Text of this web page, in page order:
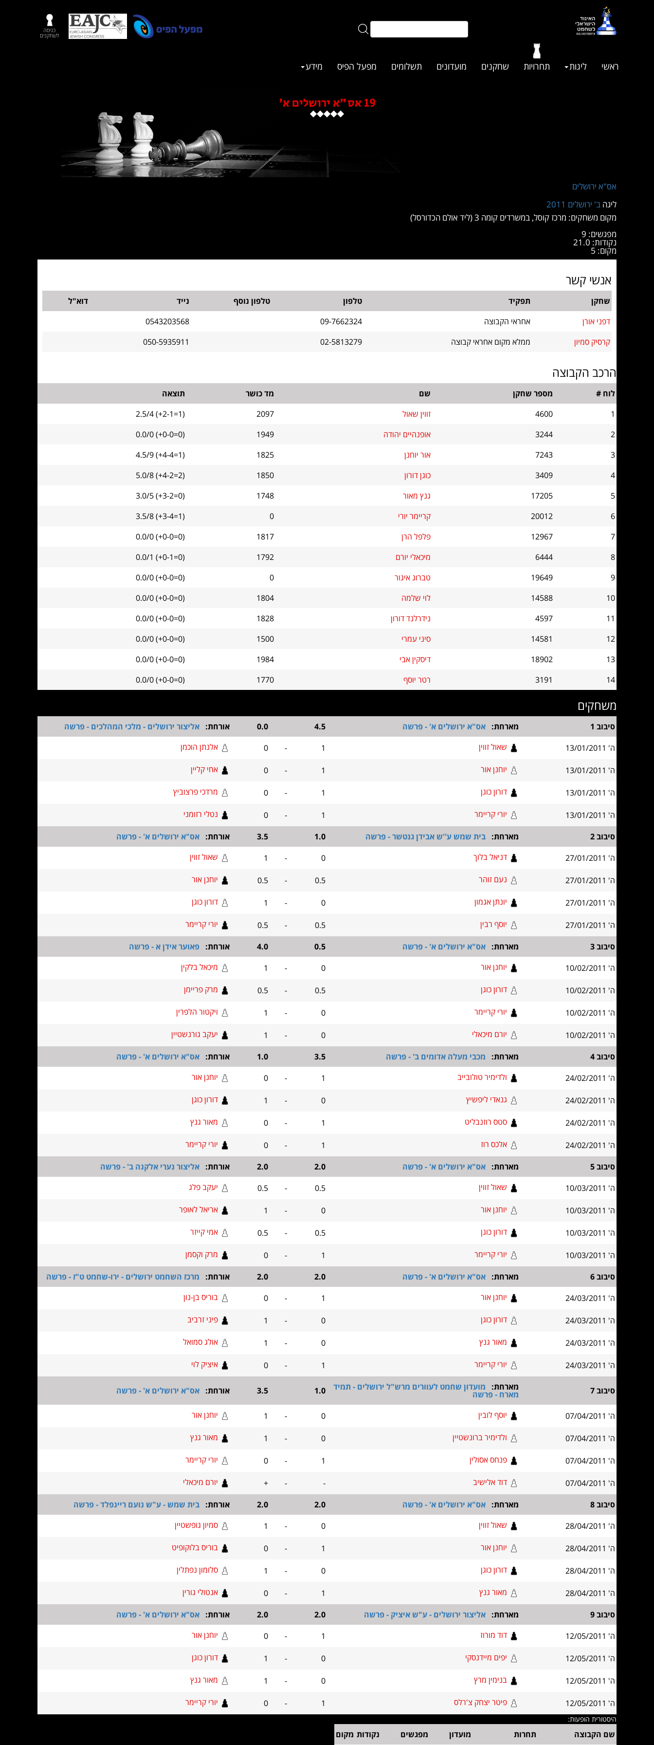
כניסה
לשחקנים
ראשי ליגות תחרויות שחקנים מועדונים תשלומים מפעל הפיס מידע
19 אס"א ירושלים א'
אס"א ירושלים
ליגה ב' ירושלים 2011
מקום משחקים: מרכז קוסל, במשרדים קומה 3 (ליד אולם הכדורסל)
מפגשים: 9
נקודות: 21.0
מקום: 5
אנשי קשר
שחקן תפקיד טלפון טלפון נוסף נייד
דוא"ל
דפני אורן
אחראי הקבוצה 09-7662324
0543203568
קרסיק סמיון
ממלא מקום אחראי קבוצה 02-5813279
050-5935911
הרכב הקבוצה
לוח # מספר שחקן שם מד כושר
תוצאה
1
4600 זווין שאול 2097
2.5/4 (+2-1=1)
2
3244 אופנהיים יהודה 1949
0.0/0 (+0-0=0)
3
7243 אור יוחנן 1825
4.5/9 (+4-4=1)
4
3409 כוגן דורון 1850
5.0/8 (+4-2=2)
5
17205 גנץ מאור 1748
3.0/5 (+3-2=0)
6
20012 קריימר יורי 0
3.5/8 (+3-4=1)
7
12967 פלפל הרן 1817
0.0/0 (+0-0=0)
8
6444 מיכאלי יורם 1792
0.0/1 (+0-1=0)
9
19649 טברוג איגור 0
0.0/0 (+0-0=0)
10
14588 לוי שלמה 1804
0.0/0 (+0-0=0)
11
4597 נידרלנד דורון 1828
0.0/0 (+0-0=0)
12
14581 סיני עמרי 1500
0.0/0 (+0-0=0)
13
18902 דיסקין אבי 1984
0.0/0 (+0-0=0)
14
3191 רטר יוסף 1770
0.0/0 (+0-0=0)
משחקים
סיבוב 1 מארחת: אס"א ירושלים א' - פרשה 4.5
0.0 אורחת: אליצור ירושלים - מלכי המהלכים - פרשה
ה' 13/01/2011
שאול זווין 1
-
0 אלנתן הוכמן
ה' 13/01/2011 יוחנן אור 1
-
0 אחי קליין
ה' 13/01/2011 דורון כוגן 1
-
0 מרדכי פרצוביץ
ה' 13/01/2011 יורי קריימר 1
-
0 נטלי רזומני
סיבוב 2 מארחת: בית שמש ע''ש אבידן גנטשר - פרשה 1.0
3.5 אורחת: אס"א ירושלים א' - פרשה
ה' 27/01/2011
דניאל בלוך 0
-
1 שאול זווין
ה' 27/01/2011 נעם זוהר 0.5
-
0.5 יוחנן אור
ה' 27/01/2011 יונתן אגמון 0
-
1 דורון כוגן
ה' 27/01/2011 יוסף רבין 0.5
-
0.5 יורי קריימר
סיבוב 3 מארחת: אס"א ירושלים א' - פרשה 0.5
4.0 אורחת: פאוער אידן א - פרשה
ה' 10/02/2011
יוחנן אור 0
-
1 מיכאל בלקין
ה' 10/02/2011 דורון כוגן 0.5
-
0.5 מרק פריימן
ה' 10/02/2011 יורי קריימר 0
-
1 ויקטור הלפרין
ה' 10/02/2011 יורם מיכאלי 0
-
1 יעקב גורנשטיין
סיבוב 4 מארחת: מכבי מעלה אדומים ב' - פרשה 3.5
1.0 אורחת: אס"א ירושלים א' - פרשה
ה' 24/02/2011
ולדימיר טולובייב 1
-
0 יוחנן אור
ה' 24/02/2011 גנאדי ליפשיץ 0
-
1 דורון כוגן
ה' 24/02/2011 סטס רוזנבליט 1
-
0 מאור גנץ
ה' 24/02/2011 אלכס רוז 1
-
0 יורי קריימר
סיבוב 5 מארחת: אס"א ירושלים א' - פרשה 2.0
2.0 אורחת: אליצור נערי אלקנה ב' - פרשה
ה' 10/03/2011
שאול זווין 0.5
-
0.5 יעקב פלג
ה' 10/03/2011 יוחנן אור 0
-
1 אריאל לאופר
ה' 10/03/2011 דורון כוגן 0.5
-
0.5 אמי קייזר
ה' 10/03/2011 יורי קריימר 1
-
0 מרק וקסמן
סיבוב 6 מארחת: אס"א ירושלים א' - פרשה 2.0
2.0 אורחת: מרכז השחמט ירושלים - ירו-שחמט ט"ז - פרשה
ה' 24/03/2011
יוחנן אור 1
-
0 בוריס בן-נון
ה' 24/03/2011 דורון כוגן 0
-
1 פיני זרביב
ה' 24/03/2011 מאור גנץ 0
-
1 אולג סמואל
ה' 24/03/2011 יורי קריימר 1
-
0 איציק לוי
סיבוב 7 מארחת: מועדון שחמט לעוורים מרש"ל ירושלים - תמיד
מארח - פרשה 1.0
3.5 אורחת: אס"א ירושלים א' - פרשה
ה' 07/04/2011 יוסף לובין 0
-
1 יוחנן אור
ה' 07/04/2011 ולדימיר ברונשטיין 0
-
1 מאור גנץ
ה' 07/04/2011 פנחס אסולין 1
-
0 יורי קריימר
ה' 07/04/2011 דוד אלישיב -
-
+ יורם מיכאלי
סיבוב 8 מארחת: אס"א ירושלים א' - פרשה 2.0
2.0 אורחת: בית שמש - ע"ש נועם ריינפלד - פרשה
ה' 28/04/2011
שאול זווין 0
-
1 סמיון גופשטיין
ה' 28/04/2011 יוחנן אור 1
-
0 בוריס בלוקופיט
ה' 28/04/2011 דורון כוגן 0
-
1 סלומון נפתלין
ה' 28/04/2011 מאור גנץ 1
-
0 אנטולי גורין
סיבוב 9 מארחת: אליצור ירושלים - ע"ש איציק - פרשה 2.0
2.0 אורחת: אס"א ירושלים א' - פרשה
ה' 12/05/2011
דוד מורוז 1
-
0 יוחנן אור
ה' 12/05/2011 יפים מיידנסקי 0
-
1 דורון כוגן
ה' 12/05/2011 בנימין מרץ 0
-
1 מאור גנץ
ה' 12/05/2011 פיטר יצחק צ'רלס 1
-
0 יורי קריימר
היסטורית הופעות:
שם הקבוצה תחרות מועדון מפגשים נקודות מקום